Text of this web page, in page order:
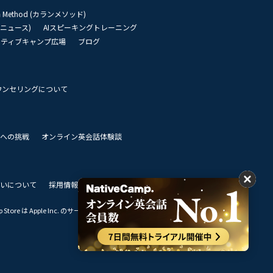
Method (カランメソッド)
ュース)
AIスピーキングトレーニング
ィブキャンプ広場
ブログ
ンセリングについて
の挑戦
オンライン英会話体験談
について 採用情報 私達のビジョン
は Apple Inc. のサービスマークです。